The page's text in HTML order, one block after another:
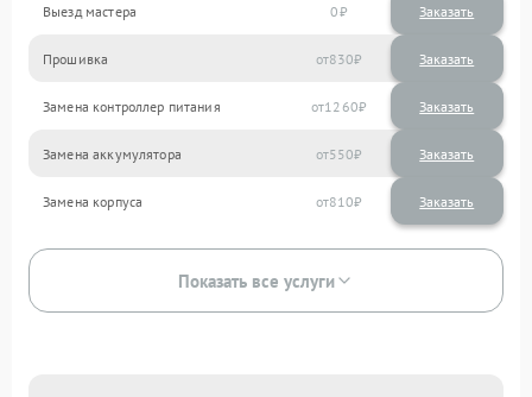
Выезд мастера 0 Заказать
Прошивка 830
Замена контроллер питания 1260
Замена аккумулятора 550
Замена корпуса 810
Показать все услуги